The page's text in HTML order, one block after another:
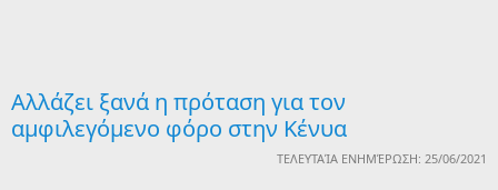
Αλλάζει ξανά η πρόταση για τον
αμφιλεγόμενο φόρο στην Κένυα
ΤΕΛΕΥΤΑΊΑ ΕΝΗΜΈΡΩΣΗ: 25/06/2021